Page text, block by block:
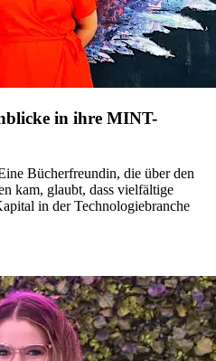
in ihre MINT-
Bücherfreundin, die über den
kam, glaubt, dass vielfältige
in der Technologiebranche